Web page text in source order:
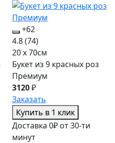
+62
4.8(74)
20 x 70см
Букет из 9 красных роз
Премиум
3120₽
Заказать
Купить в 1 клик
Доставка 0₽ от 30-ти
минут